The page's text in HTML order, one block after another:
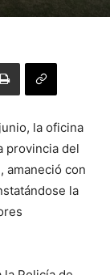
la oficina
provincia del
amaneció con
la